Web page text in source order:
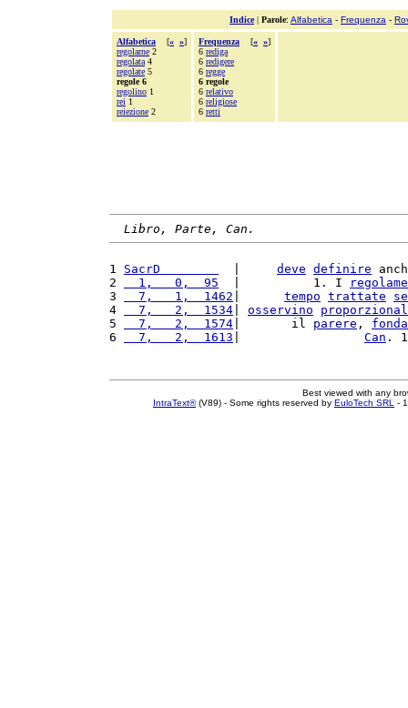
Indice| Parole: Alfabetica - Frequenza -
Alfabetica [« »]
regolarne 2
regolata 4
regolate 5
regole 6
regolino 1
rei 1
reiezione 2
Frequenza [« »]
6 rediga
6 redigere
6 regge
6 regole
6 relativo
6 religiose
6 retti
Libro, Parte, Can.
1 SacrD deve definire
2
  1,   0,  95
  |          1. I
3
  7,   1,  1462
tempo trattate
4
  7,   2,  1534
osservino
5
  7,   2,  1574
|       il parere ,
6
  7,   2,  1613
Can .
Best viewed with any
IntraText®(V89) - Some rights reserved by EuloTech SRL -